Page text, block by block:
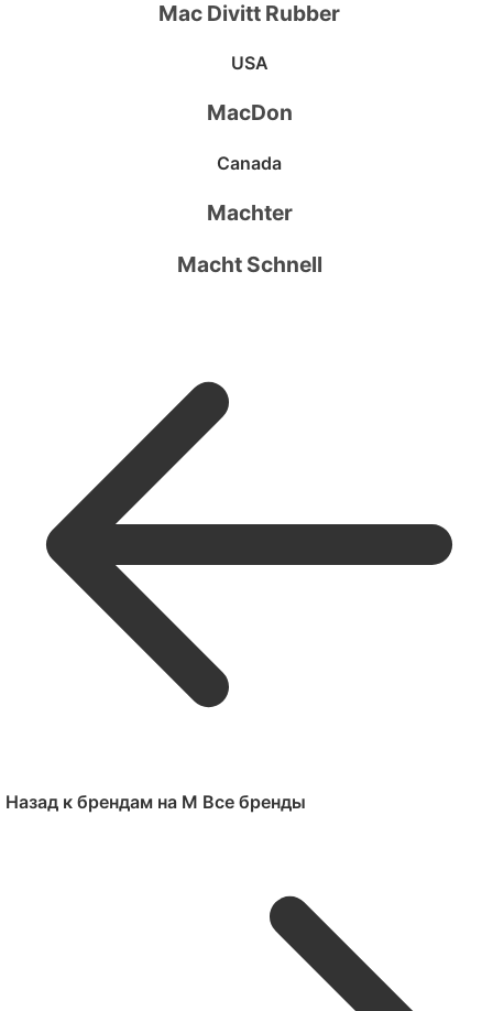
Mac Divitt Rubber
USA
MacDon
Canada
Machter
Macht Schnell
Назад к брендам на M Все бренды